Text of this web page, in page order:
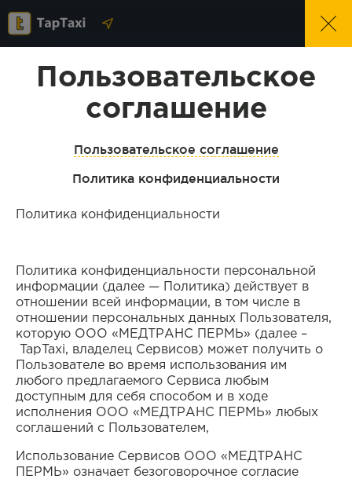
Перечень документов, необходимых
для регистрации:
Водительское
деятельности по
перевозке
пассажиров и
багажа легковым
такси
Договор
возмездного
оказания
услуг
Пользовательское
соглашение
Пользовательское
соглашение
Пользовательское соглашение
Политика конфиденциальности
Политика конфиденциальности
Политика конфиденциальности персональной
информации (далее — Политика) действует в
отношении всей информации, в том числе в
отношении персональных данных Пользователя,
которую ООО «МЕДТРАНС ПЕРМЬ» (далее –
TapTaxi, владелец Сервисов) может получить о
Пользователе во время использования им
любого предлагаемого Сервиса любым
доступным для себя способом и в ходе
исполнения ООО «МЕДТРАНС ПЕРМЬ» любых
соглашений с Пользователем,
Использование Сервисов ООО «МЕДТРАНС
ПЕРМЬ» означает безоговорочное согласие